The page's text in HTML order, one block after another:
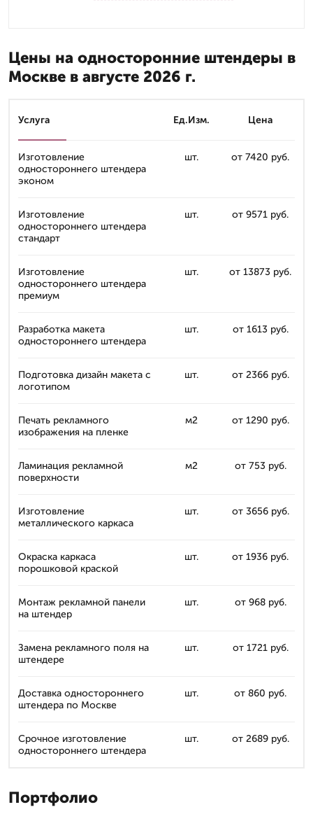
Цены на односторонние штендеры в
Москве в августе 2026 г.
Услуга Ед.Изм. Цена
Изготовление
одностороннего штендера
эконом
шт. от 7420 руб.
Изготовление
одностороннего штендера
стандарт
шт. от 9571 руб.
Изготовление
одностороннего штендера
премиум
шт. от 13873 руб.
Разработка макета
одностороннего штендера
шт. от 1613 руб.
Подготовка дизайн макета с
логотипом
шт. от 2366 руб.
Печать рекламного
изображения на пленке
м2 от 1290 руб.
Ламинация рекламной
поверхности
м2 от 753 руб.
Изготовление
металлического каркаса
шт. от 3656 руб.
Окраска каркаса
порошковой краской
шт. от 1936 руб.
Монтаж рекламной панели
на штендер
шт. от 968 руб.
Замена рекламного поля на
штендере
шт. от 1721 руб.
Доставка одностороннего
штендера по Москве
шт. от 860 руб.
Срочное изготовление
одностороннего штендера
шт. от 2689 руб.
Портфолио